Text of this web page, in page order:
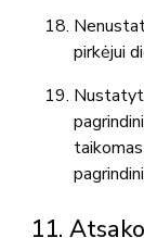
pirkėjui
11.